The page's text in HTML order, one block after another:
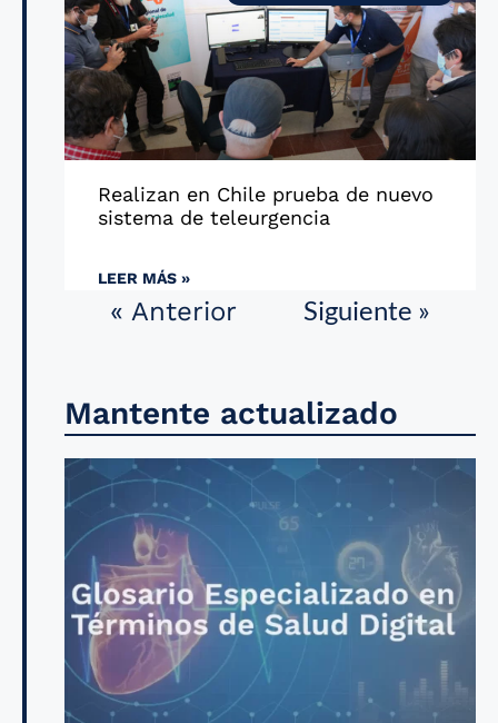
Realizan en Chile prueba de nuevo
sistema de teleurgencia
LEER MÁS »
« Anterior Siguiente »
Mantente actualizado